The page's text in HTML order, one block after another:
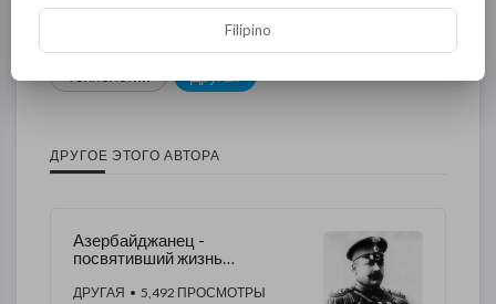
Экономика
ДРУГОЕ ЭТОГО АВТОРА
Азербайджанец -
посвятивший жизнь
ДРУГАЯ • 5,492 ПРОСМОТРЫ
Filipino